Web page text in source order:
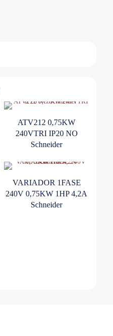
ATV212 0,75KW
240VTRI IP20 NO
Schneider
VARIADOR 1FASE
240V 0,75KW 1HP 4,2A
Schneider